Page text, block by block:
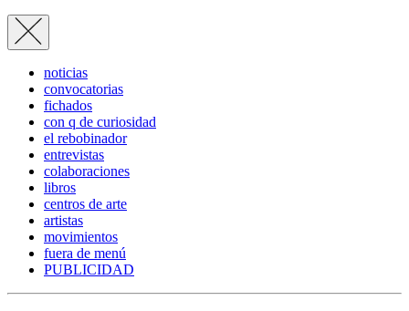
noticias
convocatorias
fichados
con q de curiosidad
el rebobinador
entrevistas
colaboraciones
libros
centros de arte
artistas
movimientos
fuera de menú
PUBLICIDAD